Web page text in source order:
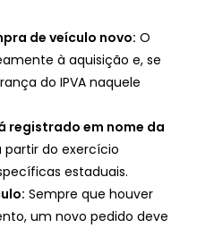
de veículo novo: O
à aquisição e, se
do IPVA naquele
registrado em nome da
partir do exercício
estaduais.
Sempre que houver
um novo pedido deve